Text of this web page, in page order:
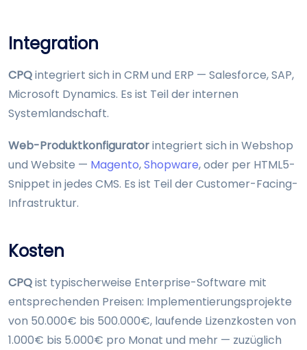
Integration
CPQintegriert sich in CRM und ERP — Salesforce, SAP,
Microsoft Dynamics. Es ist Teil der internen
Systemlandschaft.
Web-Produktkonfiguratorintegriert sich in Webshop
und Website — Magento,Shopware, oder per HTML5-
Snippet in jedes CMS. Es ist Teil der Customer-Facing-
Infrastruktur.
Kosten
CPQist typischerweise Enterprise-Software mit
entsprechenden Preisen: Implementierungsprojekte
von 50.000€ bis 500.000€, laufende Lizenzkosten von
1.000€ bis 5.000€ pro Monat und mehr — zuzüglich